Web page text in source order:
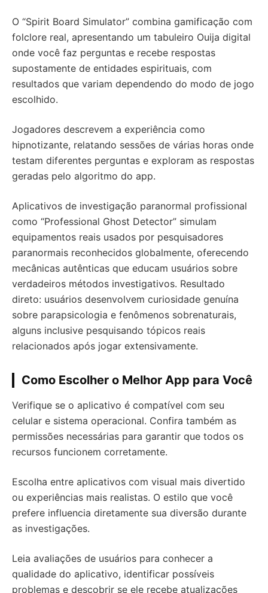
O “Spirit Board Simulator” combina gamificação com
folclore real, apresentando um tabuleiro Ouija digital
onde você faz perguntas e recebe respostas
supostamente de entidades espirituais, com
resultados que variam dependendo do modo de jogo
escolhido.
Jogadores descrevem a experiência como
hipnotizante, relatando sessões de várias horas onde
testam diferentes perguntas e exploram as respostas
geradas pelo algoritmo do app.
Aplicativos de investigação paranormal profissional
como “Professional Ghost Detector” simulam
equipamentos reais usados por pesquisadores
paranormais reconhecidos globalmente, oferecendo
mecânicas autênticas que educam usuários sobre
verdadeiros métodos investigativos. Resultado
direto: usuários desenvolvem curiosidade genuína
sobre parapsicologia e fenômenos sobrenaturais,
alguns inclusive pesquisando tópicos reais
relacionados após jogar extensivamente.
Como Escolher o Melhor App para Você
Verifique se o aplicativo é compatível com seu
celular e sistema operacional. Confira também as
permissões necessárias para garantir que todos os
recursos funcionem corretamente.
Escolha entre aplicativos com visual mais divertido
ou experiências mais realistas. O estilo que você
prefere influencia diretamente sua diversão durante
as investigações.
Leia avaliações de usuários para conhecer a
qualidade do aplicativo, identificar possíveis
problemas e descobrir se ele recebe atualizações